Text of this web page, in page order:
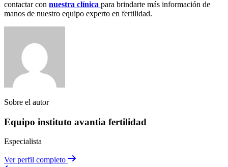
contactar con nuestra clínica para brindarte más información de
manos de nuestro equipo experto en fertilidad.
Sobre el autor
Equipo instituto avantia fertilidad
Especialista
Ver perfil completo